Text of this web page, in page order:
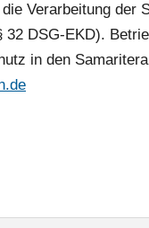
Verarbeitung der
DSG-EKD).
in den